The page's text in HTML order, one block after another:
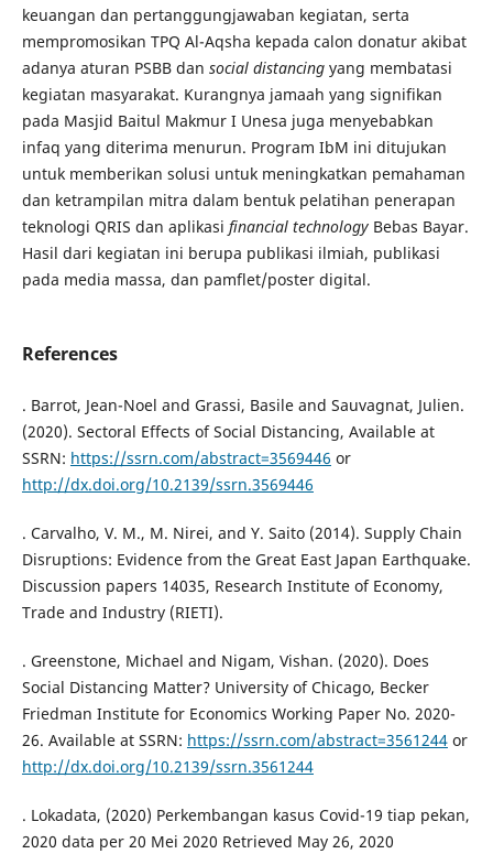
keuangan dan pertanggungjawaban kegiatan, serta
mempromosikan TPQ Al-Aqsha kepada calon donatur akibat
adanya aturan PSBB dan social distancingyang membatasi
kegiatan masyarakat. Kurangnya jamaah yang signifikan
pada Masjid Baitul Makmur I Unesa juga menyebabkan
infaq yang diterima menurun. Program IbM ini ditujukan
untuk memberikan solusi untuk meningkatkan pemahaman
dan ketrampilan mitra dalam bentuk pelatihan penerapan
teknologi QRIS dan aplikasi financial technologyBebas Bayar.
Hasil dari kegiatan ini berupa publikasi ilmiah, publikasi
pada media massa, dan pamflet/poster digital.
References
. Barrot, Jean-Noel and Grassi, Basile and Sauvagnat, Julien.
(2020). Sectoral Effects of Social Distancing, Available at
SSRN: https://ssrn.com/abstract=3569446 or
http://dx.doi.org/10.2139/ssrn.3569446
. Carvalho, V. M., M. Nirei, and Y. Saito (2014). Supply Chain
Disruptions: Evidence from the Great East Japan Earthquake.
Discussion papers 14035, Research Institute of Economy,
Trade and Industry (RIETI).
. Greenstone, Michael and Nigam, Vishan. (2020). Does
Social Distancing Matter? University of Chicago, Becker
Friedman Institute for Economics Working Paper No. 2020-
26. Available at SSRN: https://ssrn.com/abstract=3561244or
http://dx.doi.org/10.2139/ssrn.3561244
. Lokadata, (2020) Perkembangan kasus Covid-19 tiap pekan,
2020 data per 20 Mei 2020 Retrieved May 26, 2020